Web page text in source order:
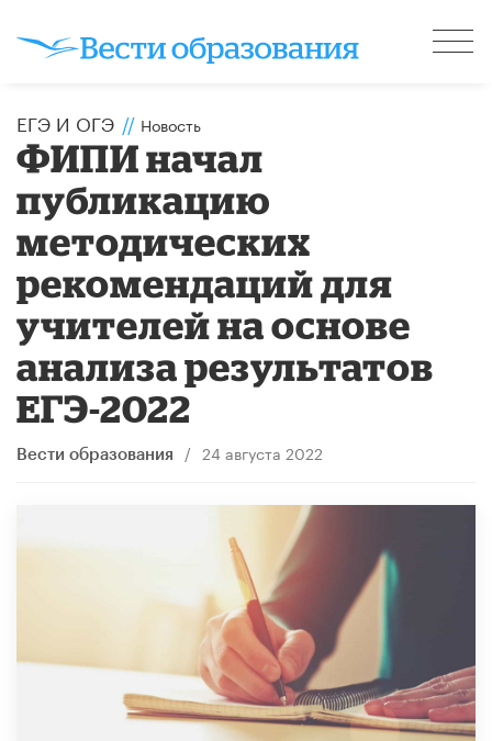
ЕГЭ И ОГЭ // Новость
ФИПИ начал
публикацию
методических
рекомендаций для
учителей на основе
анализа результатов
ЕГЭ-2022
Вести образования / 24 августа 2022